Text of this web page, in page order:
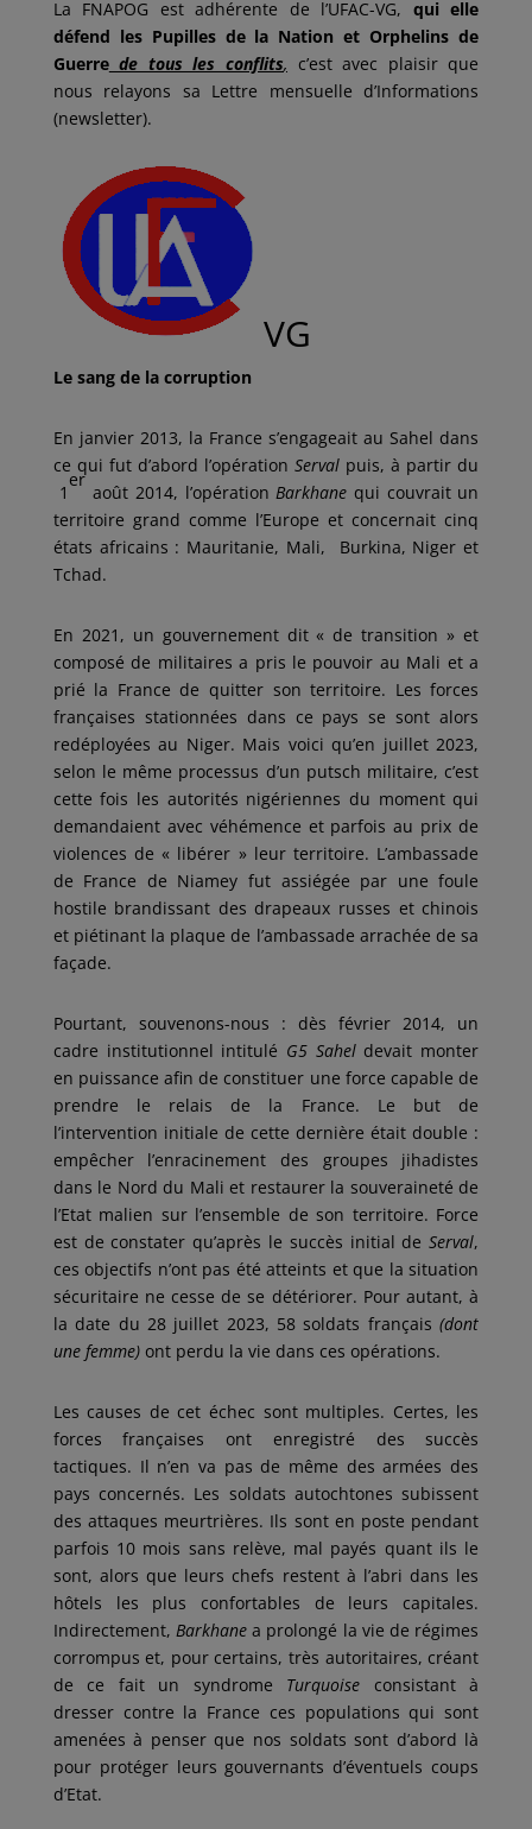
e
b
o
o
k
t
t
e
r
i
l
k
e
d
I
n
t
a
g
e
r
La FNAPOG est adhérente de l’UFAC-VG, qui elle
défend les Pupilles de la Nation et Orphelins de
Guerrede tous les conflits, c’est avec plaisir que
nous relayons sa Lettre mensuelle d’Informations
(newsletter).
VG
Le sang de la corruption
En janvier 2013, la France s’engageait au Sahel dans
ce qui fut d’abord l’opérationServal puis, à partir du
1
er
août 2014, l’opérationBarkhane qui couvrait un
territoire grand comme l’Europe et concernait cinq
états africains : Mauritanie, Mali, Burkina, Niger et
Tchad.
En 2021, un gouvernement dit « de transition » et
composé de militaires a pris le pouvoir au Mali et a
prié la France de quitter son territoire. Les forces
françaises stationnées dans ce pays se sont alors
redéployées au Niger. Mais voici qu’en juillet 2023,
selon le même processus d’un putsch militaire, c’est
cette fois les autorités nigériennes du moment qui
demandaient avec véhémence et parfois au prix de
violences de « libérer » leur territoire. L’ambassade
de France de Niamey fut assiégée par une foule
hostile brandissant des drapeaux russes et chinois
et piétinant la plaque de l’ambassade arrachée de sa
façade.
Pourtant, souvenons-nous : dès février 2014, un
cadre institutionnel intitulé G5 Saheldevait monter
en puissance afin de constituer une force capable de
prendre le relais de la France. Le but de
l’intervention initiale de cette dernière était double :
empêcher l’enracinement des groupes jihadistes
dans le Nord du Mali et restaurer la souveraineté de
l’Etat malien sur l’ensemble de son territoire. Force
est de constater qu’après le succès initial de Serval,
ces objectifs n’ont pas été atteints et que la situation
sécuritaire ne cesse de se détériorer. Pour autant, à
la date du 28 juillet 2023, 58 soldats français(dont
une femme)ont perdu la vie dans ces opérations.
Les causes de cet échec sont multiples. Certes, les
forces françaises ont enregistré des succès
tactiques. Il n’en va pas de même des armées des
pays concernés. Les soldats autochtones subissent
des attaques meurtrières. Ils sont en poste pendant
parfois 10 mois sans relève, mal payés quant ils le
sont, alors que leurs chefs restent à l’abri dans les
hôtels les plus confortables de leurs capitales.
Indirectement, Barkhane a prolongé la vie de régimes
corrompus et, pour certains, très autoritaires, créant
de ce fait un syndrome Turquoise consistant à
dresser contre la France ces populations qui sont
amenées à penser que nos soldats sont d’abord là
pour protéger leurs gouvernants d’éventuels coups
d’Etat.